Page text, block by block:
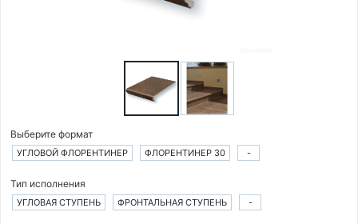
Выберите формат
УГЛОВОЙ ФЛОРЕНТИНЕР ФЛОРЕНТИНЕР 30 -
Тип исполнения
УГЛОВАЯ СТУПЕНЬ ФРОНТАЛЬНАЯ СТУПЕНЬ -